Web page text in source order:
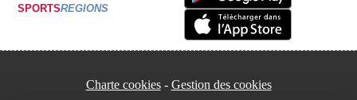
SPORTSREGIONS
Charte cookies Gestion des cookies